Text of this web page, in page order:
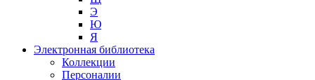
Э
Ю
Я
Электронная библиотека
Коллекции
Персоналии